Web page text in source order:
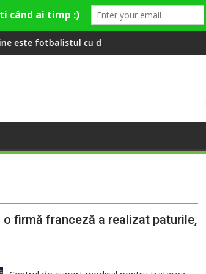
două diplome care a învățat româna la 2 ani
Compania de Apă
firmă franceză a realizat paturile,